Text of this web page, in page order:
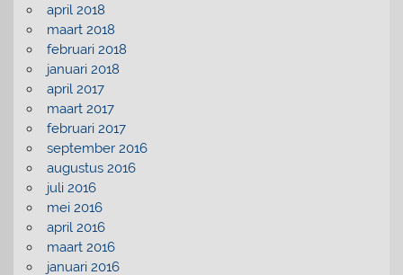
april 2018
maart 2018
februari 2018
januari 2018
april 2017
maart 2017
februari 2017
september 2016
augustus 2016
juli 2016
mei 2016
april 2016
maart 2016
januari 2016